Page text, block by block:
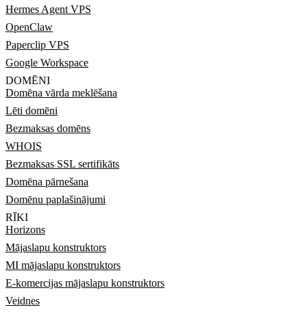
Hermes Agent VPS
OpenClaw
Paperclip VPS
Google Workspace
DOMĒNI
Domēna vārda meklēšana
Lēti domēni
Bezmaksas domēns
WHOIS
Bezmaksas SSL sertifikāts
Domēna pārnešana
Domēnu paplašinājumi
RĪKI
Horizons
Mājaslapu konstruktors
MI mājaslapu konstruktors
E-komercijas mājaslapu konstruktors
Veidnes